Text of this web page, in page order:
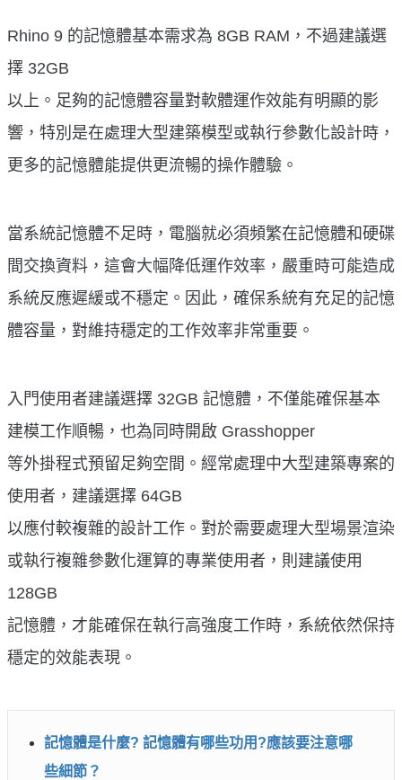
Rhino 9 的記憶體基本需求為 8GB RAM，不過建議選
擇 32GB
以上。足夠的記憶體容量對軟體運作效能有明顯的影
響，特別是在處理大型建築模型或執行參數化設計時，
更多的記憶體能提供更流暢的操作體驗。
當系統記憶體不足時，電腦就必須頻繁在記憶體和硬碟
間交換資料，這會大幅降低運作效率，嚴重時可能造成
系統反應遲緩或不穩定。因此，確保系統有充足的記憶
體容量，對維持穩定的工作效率非常重要。
入門使用者建議選擇 32GB 記憶體，不僅能確保基本
建模工作順暢，也為同時開啟 Grasshopper
等外掛程式預留足夠空間。經常處理中大型建築專案的
使用者，建議選擇 64GB
以應付較複雜的設計工作。對於需要處理大型場景渲染
或執行複雜參數化運算的專業使用者，則建議使用
128GB
記憶體，才能確保在執行高強度工作時，系統依然保持
穩定的效能表現。
記憶體是什麼? 記憶體有哪些功用?應該要注意哪
些細節？